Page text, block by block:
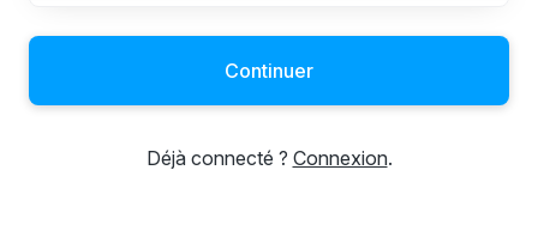
DIRECTION DES RESSOURCES
DIRECTION DES RISQUES
Continuer
Déjà connecté ? Connexion.